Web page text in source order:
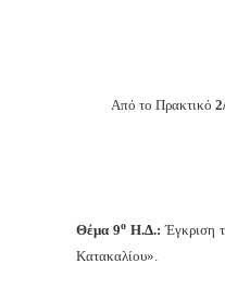
Από το Πρακτικό
Θέμα 9οΗ.Δ.:Έγκριση
Κατακαλίου».